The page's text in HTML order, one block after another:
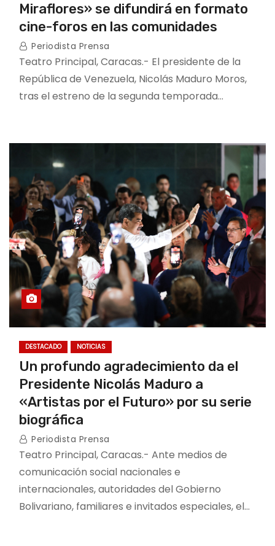
Miraflores» se difundirá en formato
cine-foros en las comunidades
Periodista Prensa
Teatro Principal, Caracas.- El presidente de la
República de Venezuela, Nicolás Maduro Moros,
tras el estreno de la segunda temporada…
DESTACADO NOTICIAS
Un profundo agradecimiento da el
Presidente Nicolás Maduro a
«Artistas por el Futuro» por su serie
biográfica
Periodista Prensa
Teatro Principal, Caracas.- Ante medios de
comunicación social nacionales e
internacionales, autoridades del Gobierno
Bolivariano, familiares e invitados especiales, el…